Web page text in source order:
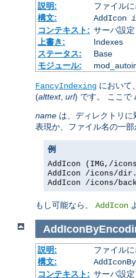
説明:
ファイル
構文:
AddIcon
コンテキスト: サーバ設
上書き:
Indexes
ステータス:
Base
モジュール:
FancyIndexing において
(alttext, url) です。 ここで
name は、ディレクトリに
表現か、ファイル名の一部
例
AddIcon (IMG,/
AddIcon /icons/
AddIcon /icons/
もし可能なら、 AddIcon
説明:
ファイル
構文:
コンテキスト: サーバ設